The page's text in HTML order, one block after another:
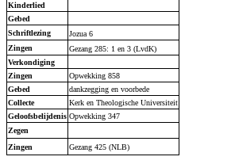
Kinderlied
Gebed
Schriftlezing
Jozua 6
Zingen
Gezang 285: 1 en 3 (LvdK)
Verkondiging
Zingen
Opwekking 858
Gebed
dankzegging en voorbede
Collecte
Kerk en Theologische Universiteit
Geloofsbelijdenis Opwekking 347
Zegen
Zingen
Gezang 425 (NLB)